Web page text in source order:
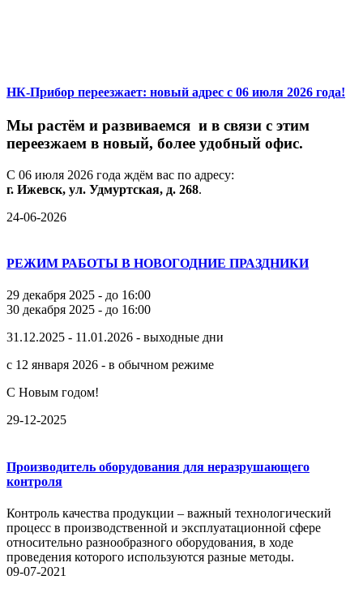
НК-Прибор переезжает: новый адрес с 06 июля 2026 года!
Мы растём и развиваемся и в связи с этим
переезжаем в новый, более удобный офис.
С 06 июля 2026 года ждём вас по адресу:
г. Ижевск, ул. Удмуртская, д. 268.
24-06-2026
РЕЖИМ РАБОТЫ В НОВОГОДНИЕ ПРАЗДНИКИ
29 декабря 2025 - до 16:00
30 декабря 2025 - до 16:00
31.12.2025 - 11.01.2026 - выходные дни
с 12 января 2026 - в обычном режиме
С Новым годом!
29-12-2025
Производитель оборудования для неразрушающего
контроля
Контроль качества продукции – важный технологический
процесс в производственной и эксплуатационной сфере
относительно разнообразного оборудования, в ходе
проведения которого используются разные методы.
09-07-2021